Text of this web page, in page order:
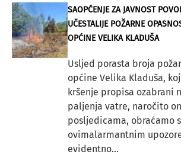
SAOPĆENJE ZA JAVNOST
UČESTALIJE POŽARNE
OPĆINE VELIKA KLADUŠA
Usljed porasta broja
općine Velika Kladuša,
kršenje propisa ozabrani
paljenja vatre, naročito
posljedicama, obraćamo
ovimalarmantnim
evidentno...